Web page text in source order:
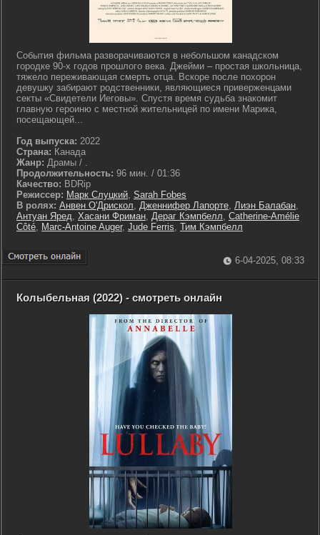
События фильма разворачиваются в небольшом канадском
городке 90-х годов прошлого века. Джейми – простая школьница,
тяжело переживающая смерть отца. Вскоре после похорон
девушку забирают родственники, являющиеся приверженцами
секты «Свидетели Иеговы». Спустя время судьба знакомит
главную героиню с местной жительницей по имени Марика,
посещающей...
Год выпуска: 2022
Страна: Канада
Жанр: Драмы / .
Продолжительность: 96 мин. / 01:36
Качество: BDRip
Режиссер: Марк Слуцкий, Sarah Fobes
В ролях: Анвен О'Дрискол, Дженнифер Лапорте, Лиэн Балабан,
Антуан Яред, Хасани Фриман, Дераг Кэмпбелл, Catherine-Amélie
Côté, Marc-Antoine Auger, Jude Ferris, Тим Кэмпбелл
6-04-2025, 08:33
Колыбельная (2022) - смотреть онлайн